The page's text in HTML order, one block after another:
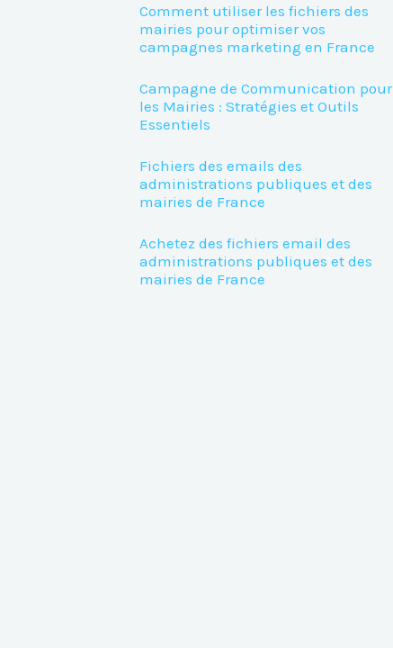
Comment utiliser les fichiers des
mairies pour optimiser vos
campagnes marketing en France
Campagne de Communication pour
les Mairies : Stratégies et Outils
Essentiels
Fichiers des emails des
administrations publiques et des
mairies de France
Achetez des fichiers email des
administrations publiques et des
mairies de France